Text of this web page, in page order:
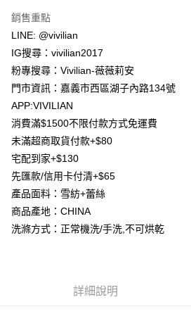
聯邦商業銀行
台新國際商業銀行
台灣樂天信用卡公司
Google Pay
大哥付你分期
相關說明
【大哥付你分期使用說明】
1.本服務由台灣大哥大提供，台灣大哥大用戶
2.付款方式選擇「大哥付你分期」，訂單成立
流程，驗證手機門號後，選擇欲分期的期數、
成交易。
3.實際核准額度、可分期數及費用金額請依後
4.訂單成立30分鐘內，如未前往確認交易或遇
消。如遇「轉專審核」未通過狀況，表示未達
法說明評估內容。
【繳款方式說明】
醒簡訊。
1.本服務係由「台灣大哥大股份有限公司」（
AFTEE先享後付
相關說明
【關於「AFTEE先享後付」】
便利好安心！
１．簡單：不需註冊會員、不需綁卡、不需儲值
２．便利：只要手機號碼，簡訊認證，即可結帳
３．安心：先確認商品／服務後，再付款。
【「AFTEE先享後付」結帳流程】
ATM／網路銀行／等多元方式進行付款，方視
ATM付款
貨到付款
運送方式
全家取貨付款
每筆NT$80，滿NT$1,500(含以上)免運費
銷售重點
LINE: @vivilian
IG搜尋：vivilian2017
粉專搜尋：Vivilian-薇薇莉安
門市資訊：嘉義市西區湖子內路134號
APP:VIVILIAN
消費滿$1500不限付款方式免運費
未滿超商取貨付款+$80
宅配到家+$130
先匯款/信用卡付清+$65
產品面料：雪紡+蕾絲
商品產地：CHINA
洗滌方式：正常機洗/手洗,不可烘乾
詳細說明